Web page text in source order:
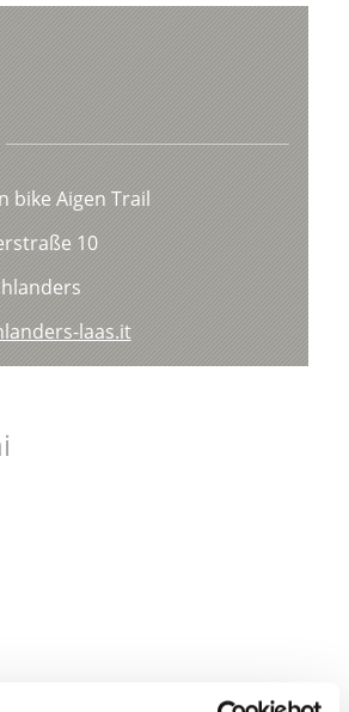
bike Aigen Trail
10
laas.it